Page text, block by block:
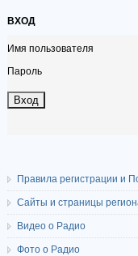
ВХОД
Имя пользователя
Пароль
Правила регистрации и
Сайты и страницы
Видео о Радио
Фото о Радио